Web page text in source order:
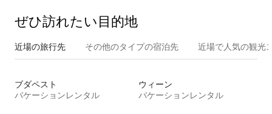
ぜひ訪⁠れ⁠た⁠い目⁠的⁠地
近場の旅行先 その他のタ⁠イ⁠プ⁠の宿⁠泊⁠先 近場で人気の観光
ブダペスト
バケーションレンタル
ウィーン
バケーションレンタル